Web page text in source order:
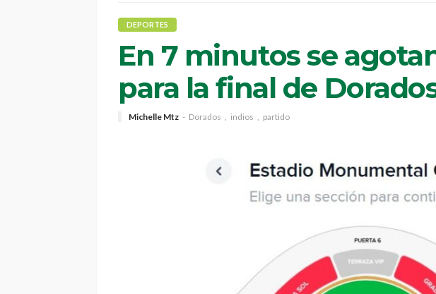
DEPORTES
En 7 minutos se
para la final de
Michelle Mtz Dorados indios partido